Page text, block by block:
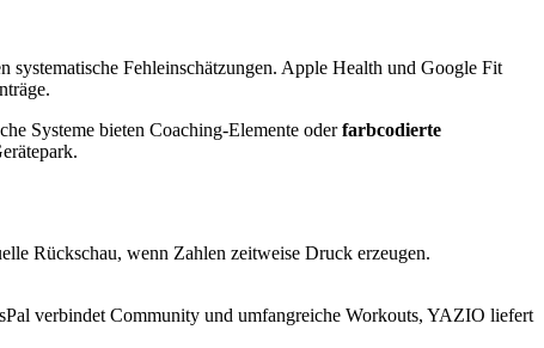
Fehleinschätzungen. Apple Health und Google Fit
Systeme bieten Coaching-Elemente oderfarbcodierte
Rückschau, wenn Zahlen zeitweise Druck erzeugen.
verbindet Community und umfangreiche Workouts, YAZIO liefert